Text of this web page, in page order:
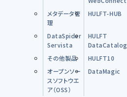
メタデータ管
理
HULFT-HUB
DataSpider
Servista
HULFT
DataCatalog
その他製品
HULFT10
オープンソー
スソフトウエ
ア（OSS）
DataMagic